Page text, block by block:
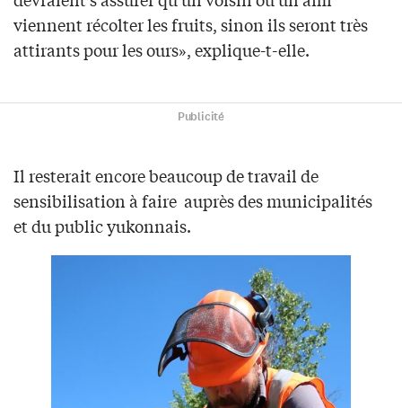
viennent récolter les fruits, sinon ils seront très
attirants pour les ours», explique-t-elle.
Publicité
Il resterait encore beaucoup de travail de
sensibilisation à faire auprès des municipalités
et du public yukonnais.